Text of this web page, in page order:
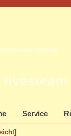
Allgemeine Hinweise
Service